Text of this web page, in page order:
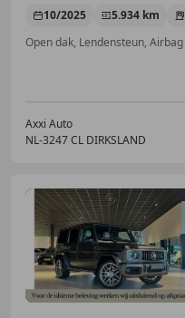
10/2025 5.934 km
Axxi Auto
NL-3247 CL DIRKSLAND